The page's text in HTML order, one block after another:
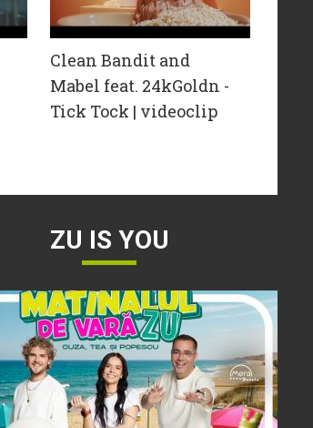
Clean Bandit and
Mabel feat. 24kGoldn -
Tick Tock | videoclip
ZU IS YOU